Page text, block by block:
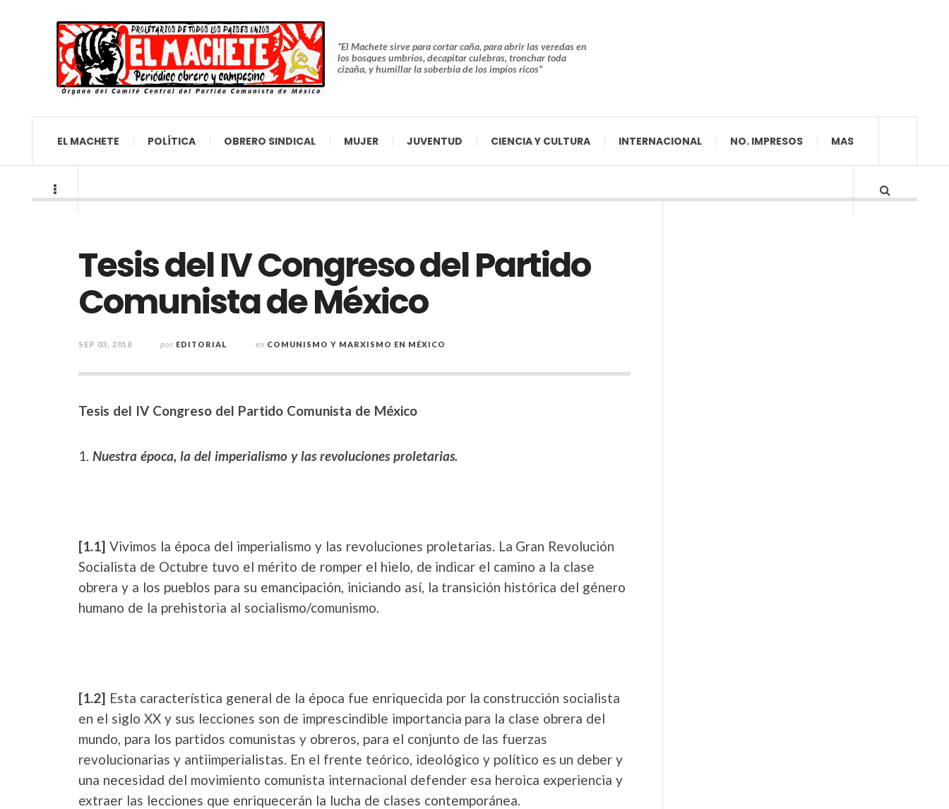
“El Machete sirve para cortar caña, para abrir las veredas en
los bosques umbríos, decapitar culebras, tronchar toda
cizaña, y humillar la soberbia de los impíos ricos”
EL MACHETE POLÍTICA OBRERO SINDICAL MUJER JUVENTUD CIENCIA Y CULTURA INTERNACIONAL NO. IMPRESOS MAS
Tesis del IV Congreso del Partido
Comunista de México
SEP 03, 2018 por EDITORIAL en COMUNISMO Y MARXISMO EN MÉXICO
Tesis del IV Congreso del Partido Comunista de México
Nuestra época, la del imperialismo y las revoluciones proletarias.
[1.1] Vivimos la época del imperialismo y las revoluciones proletarias. La Gran Revolución
Socialista de Octubre tuvo el mérito de romper el hielo, de indicar el camino a la clase
obrera y a los pueblos para su emancipación, iniciando así, la transición histórica del género
humano de la prehistoria al socialismo/comunismo.
[1.2] Esta característica general de la época fue enriquecida por la construcción socialista
en el siglo XX y sus lecciones son de imprescindible importancia para la clase obrera del
mundo, para los partidos comunistas y obreros, para el conjunto de las fuerzas
revolucionarias y antiimperialistas. En el frente teórico, ideológico y político es un deber y
una necesidad del movimiento comunista internacional defender esa heroica experiencia y
extraer las lecciones que enriquecerán la lucha de clases contemporánea.